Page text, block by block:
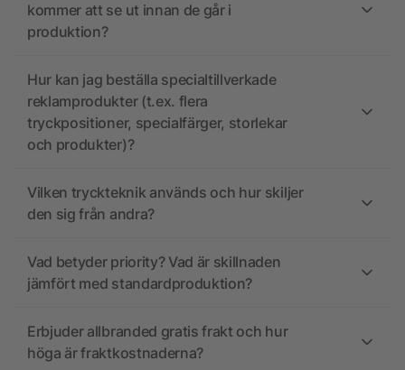
kommer att se ut innan de går i
produktion?
Hur kan jag beställa specialtillverkade
reklamprodukter (t.ex. flera
tryckpositioner, specialfärger, storlekar
och produkter)?
Vilken tryckteknik används och hur skiljer
den sig från andra?
Vad betyder priority? Vad är skillnaden
jämfört med standardproduktion?
Erbjuder allbranded gratis frakt och hur
höga är fraktkostnaderna?